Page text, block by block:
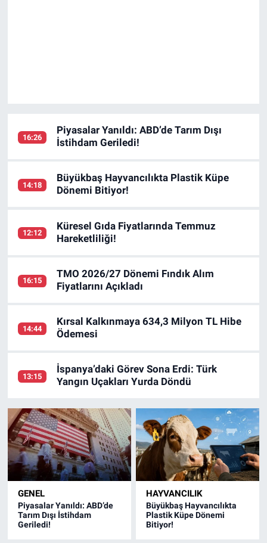
16:26
Piyasalar Yanıldı: ABD’de Tarım Dışı
İstihdam Geriledi!
14:18
Büyükbaş Hayvancılıkta Plastik Küpe
Dönemi Bitiyor!
12:12
Küresel Gıda Fiyatlarında Temmuz
Hareketliliği!
16:15
TMO 2026/27 Dönemi Fındık Alım
Fiyatlarını Açıkladı
14:44
Kırsal Kalkınmaya 634,3 Milyon TL Hibe
Ödemesi
13:15
İspanya’daki Görev Sona Erdi: Türk
Yangın Uçakları Yurda Döndü
GENEL
Piyasalar Yanıldı: ABD’de
Tarım Dışı İstihdam
Geriledi!
HAYVANCILIK
Büyükbaş Hayvancılıkta
Plastik Küpe Dönemi
Bitiyor!